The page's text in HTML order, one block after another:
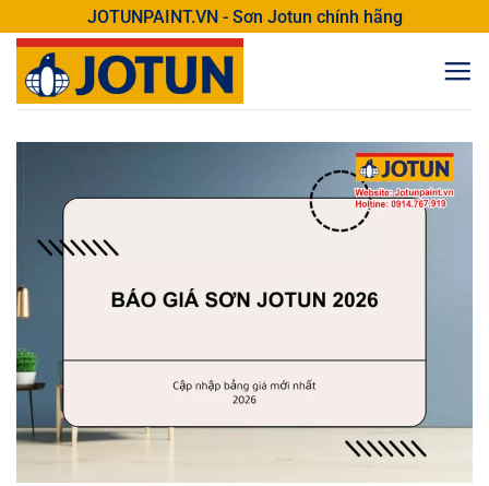
qua
dung
JOTUNPAINT.VN - Sơn Jotun chính hãng